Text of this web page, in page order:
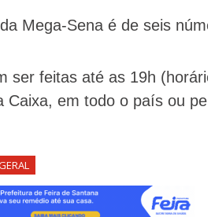
Mega-Sena é de seis
ser feitas até as 19h
Caixa, em todo o país ou